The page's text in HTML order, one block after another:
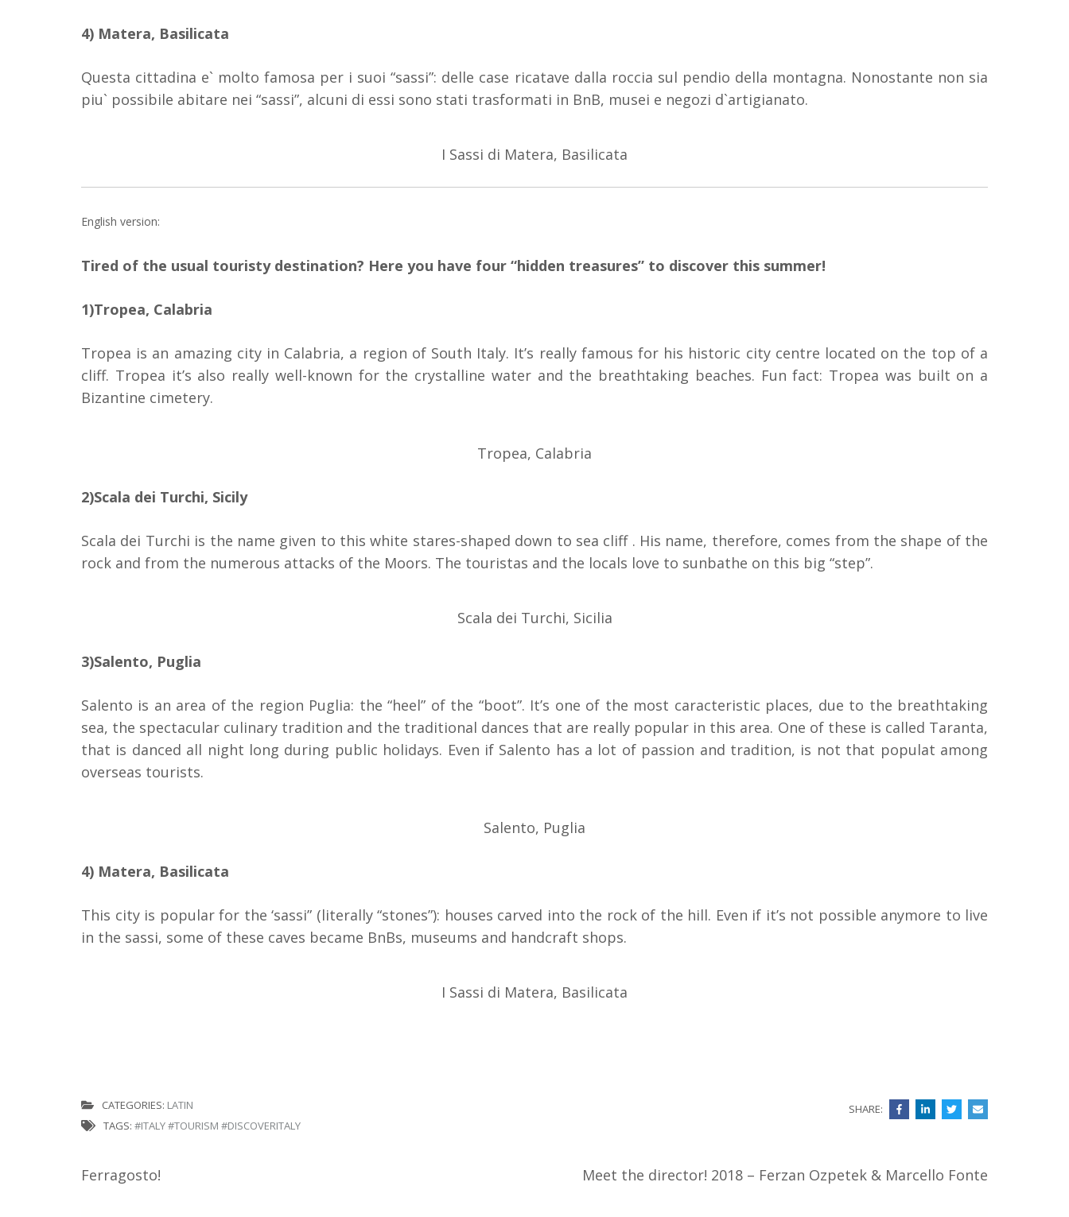
4) Matera, Basilicata
Questa cittadina e` molto famosa per i suoi “sassi”: delle case ricatave dalla roccia sul pendio della montagna. Nonostante non sia
piu` possibile abitare nei “sassi”, alcuni di essi sono stati trasformati in BnB, musei e negozi d`artigianato.
I Sassi di Matera, Basilicata
English version:
Tired of the usual touristy destination? Here you have four “hidden treasures” to discover this summer!
1)Tropea, Calabria
Tropea is an amazing city in Calabria, a region of South Italy. It’s really famous for his historic city centre located on the top of a
cliff. Tropea it’s also really well-known for the crystalline water and the breathtaking beaches. Fun fact: Tropea was built on a
Bizantine cimetery.
Tropea, Calabria
2)Scala dei Turchi, Sicily
Scala dei Turchi is the name given to this white stares-shaped down to sea cliff . His name, therefore, comes from the shape of the
rock and from the numerous attacks of the Moors. The touristas and the locals love to sunbathe on this big “step”.
Scala dei Turchi, Sicilia
3)Salento, Puglia
Salento is an area of the region Puglia: the “heel” of the “boot”. It’s one of the most caracteristic places, due to the breathtaking
sea, the spectacular culinary tradition and the traditional dances that are really popular in this area. One of these is called Taranta,
that is danced all night long during public holidays. Even if Salento has a lot of passion and tradition, is not that populat among
overseas tourists.
Salento, Puglia
4) Matera, Basilicata
This city is popular for the ‘sassi” (literally “stones”): houses carved into the rock of the hill. Even if it’s not possible anymore to live
in the sassi, some of these caves became BnBs, museums and handcraft shops.
I Sassi di Matera, Basilicata
CATEGORIES: LATIN
TAGS: #ITALY #TOURISM #DISCOVERITALY
SHARE:
Post
Ferragosto! Meet the director! 2018 – Ferzan Ozpetek & Marcello Fonte